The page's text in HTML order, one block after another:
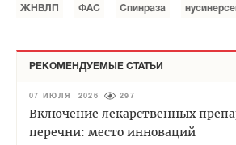
ЖНВЛП ФАС Спинраза
РЕКОМЕНДУЕМЫЕ СТАТЬИ
07 ИЮЛЯ 2026 297
Включение лекарственных
перечни: место инноваций